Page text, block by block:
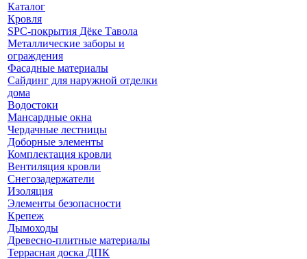
Каталог
Кровля
SPC-покрытия Дёке Тавола
Металлические заборы и
ограждения
Фасадные материалы
Сайдинг для наружной отделки
дома
Водостоки
Мансардные окна
Чердачные лестницы
Доборные элементы
Комплектация кровли
Вентиляция кровли
Снегозадержатели
Изоляция
Элементы безопасности
Крепеж
Дымоходы
Древесно-плитные материалы
Террасная доска ДПК